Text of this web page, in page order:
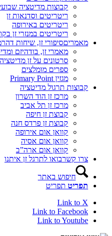
קבוצות מדיטציה
ריטריטים וסדנאות זן
ריטריטים באירופה
ריטריטים במנזרי זן
מאמריםסיפורי זן, שיחות
מאמרי זן, בודהיזם
סרטונים על זן
ספרים מומלצים
מגזין Primary Point
קבוצות תרגול מדיטציה
מרכז זן הוד השרון
מרכז זן תל אביב
קבוצת זן חיפה
קבוצת זן פרדס חנה
קוואן אום אירופה
קוואן אום אסיה
קוואן אום ארה”ב
צרו קשרבואו לתרגל זן איתנו
חיפוש באתר
תפריט תפריט
Link to X
Link to Facebook
Link to Youtube